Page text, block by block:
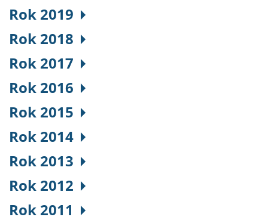
Rok 2019
Rok 2018
Rok 2017
Rok 2016
Rok 2015
Rok 2014
Rok 2013
Rok 2012
Rok 2011